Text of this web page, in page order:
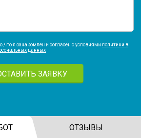
я ознакомлен и согласен с условиями политики в
данных
ЗАЯВКУ
ОТЗЫВЫ